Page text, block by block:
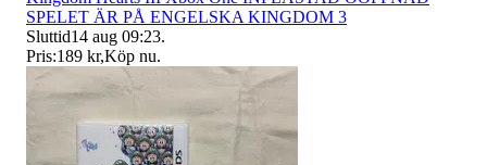
SPELET ÄR PÅ ENGELSKA KINGDOM 3
Sluttid14 aug 09:23.
Pris:189 kr,Köp nu.